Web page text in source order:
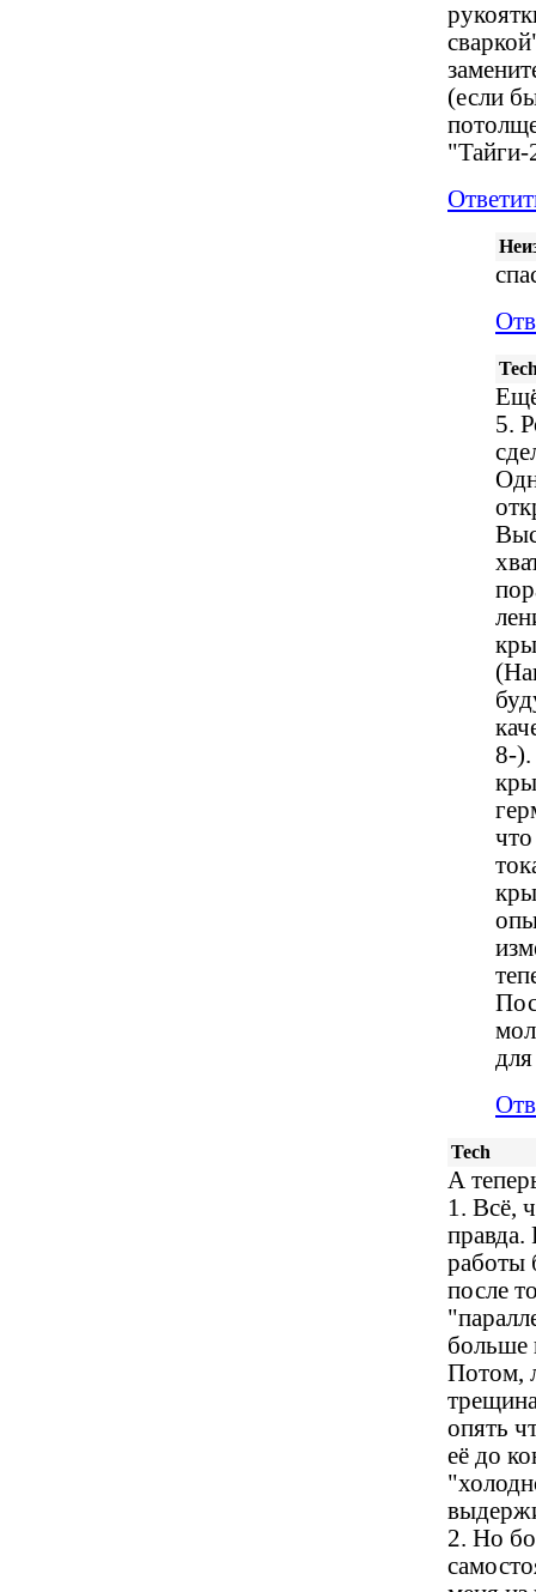
(если
"Тайги-
5.
8-).
Tech
А
1. Всё,
правда.
работы
после
больше
Потом,
опять
её до
2. Но